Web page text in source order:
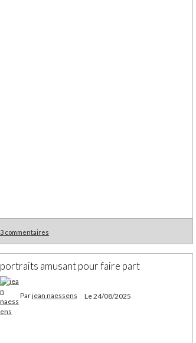
3 commentaires
portraits amusant pour faire part
Parjean naessens Le 24/08/2025